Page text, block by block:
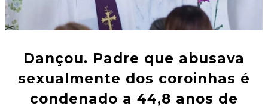
Dançou. Padre que abusava
sexualmente dos coroinhas é
condenado a 44,8 anos de